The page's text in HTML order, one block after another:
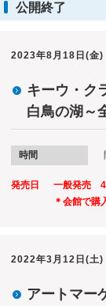
公開終了
2023年8月18日(金)
キーウ・ク
白鳥の湖～
時間
発売日
一般発売 4
＊会館で購
2022年3月12日(土
アートマー